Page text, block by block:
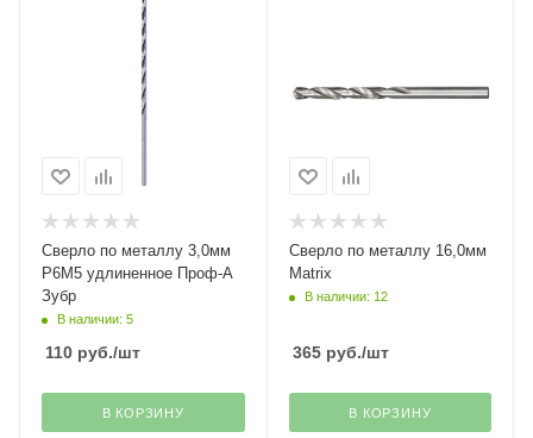
Сверло по металлу 3,0мм
Р6М5 удлиненное Проф-А
Зубр
В наличии: 5
110 руб./шт
В КОРЗИНУ
Сверло по металлу 16,0мм
Matrix
В наличии: 12
365руб./шт
В КОРЗИНУ